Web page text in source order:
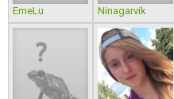
EmeLu Ninagarvik